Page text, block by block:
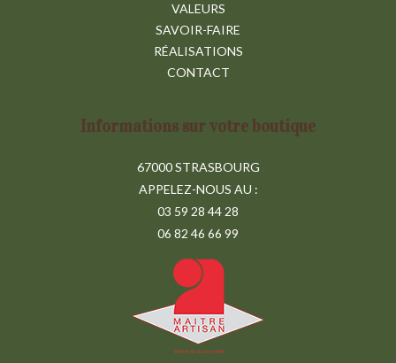
VALEURS
SAVOIR-FAIRE
RÉALISATIONS
CONTACT
Informations sur votre boutique
67000 STRASBOURG
APPELEZ-NOUS AU :
03 59 28 44 28
06 82 46 66 99